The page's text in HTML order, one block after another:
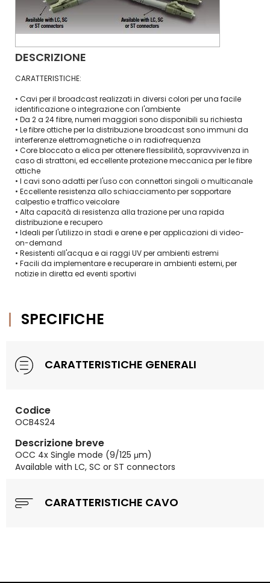
DESCRIZIONE
CARATTERISTICHE:
• Cavi per il broadcast realizzati in diversi colori per una facile
identificazione o integrazione con l'ambiente
• Da 2 a 24 fibre, numeri maggiori sono disponibili su richiesta
• Le fibre ottiche per la distribuzione broadcast sono immuni da
interferenze elettromagnetiche o in radiofrequenza
• Core bloccato a elica per ottenere flessibilità, sopravvivenza in
caso di strattoni, ed eccellente protezione meccanica per le fibre
ottiche
• I cavi sono adatti per l'uso con connettori singoli o multicanale
• Eccellente resistenza allo schiacciamento per sopportare
calpestio e traffico veicolare
• Alta capacità di resistenza alla trazione per una rapida
distribuzione e recupero
• Ideali per l'utilizzo in stadi e arene e per applicazioni di video-
on-demand
• Resistenti all'acqua e ai raggi UV per ambienti estremi
• Facili da implementare e recuperare in ambienti esterni, per
notizie in diretta ed eventi sportivi
SPECIFICHE
CARATTERISTICHE GENERALI
Codice
OCB4S24
Descrizione breve
OCC 4x Single mode (9/125 μm)
Available with LC, SC or ST connectors
CARATTERISTICHE CAVO